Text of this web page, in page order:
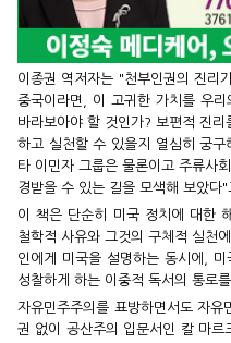
이종권 역저자는 "천부인권의 진리
중국이라면, 이 고귀한 가치를 우리
바라보아야 할 것인가? 보편적 진
하고 실천할 수 있을지 열심히 궁
타 이민자 그룹은 물론이고 주류사
경받을 수 있는 길을 모색해 보았다"
이 책은 단순히 미국 정치에 대한
철학적 사유와 그것의 구체적 실천
인에게 미국을 설명하는 동시에,
성찰하게 하는 이중적 독서의 통로
자유민주주의를 표방하면서도 자
권 없이 공산주의 입문서인 칼 마르